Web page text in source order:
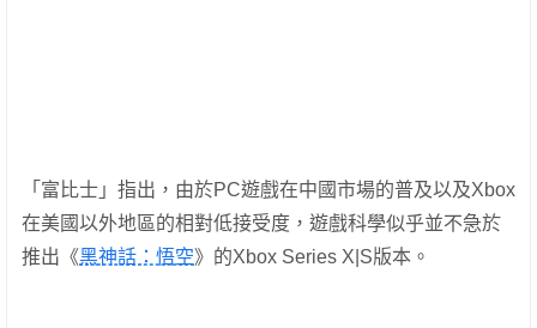
「富比士」指出，由於PC遊戲在中國市場的普及以及Xbox
在美國以外地區的相對低接受度，遊戲科學似乎並不急於
推出《黑神話：悟空》的Xbox Series X|S版本。